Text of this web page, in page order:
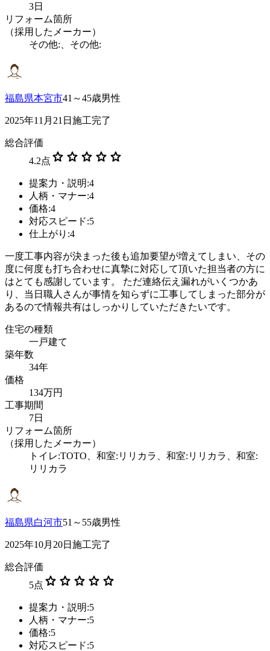
3日
リフォーム箇所
（採用したメーカー）
その他:、その他:
福島県本宮市41～45歳男性
2025年11月21日施工完了
総合評価
4.2点 star star star star star
提案力・説明:4
人柄・マナー:4
価格:4
対応スピード:5
仕上がり:4
一度工事内容が決まった後も追加要望が増えてしまい、その
度に何度も打ち合わせに真摯に対応して頂いた担当者の方に
はとても感謝しています。 ただ連絡伝え漏れがいくつかあ
り、当日職人さんが事情を知らずに工事してしまった部分が
あるので情報共有はしっかりしていただきたいです。
住宅の種類
一戸建て
築年数
34年
価格
134万円
工事期間
7日
リフォーム箇所
（採用したメーカー）
トイレ:TOTO、和室:リリカラ、和室:リリカラ、和室:
リリカラ
福島県白河市51～55歳男性
2025年10月20日施工完了
総合評価
5点 star star star star star
提案力・説明:5
人柄・マナー:5
価格:5
対応スピード:5